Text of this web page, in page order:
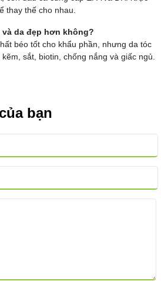
thay thế cho nhau.
da đẹp hơn không?
béo tốt cho khẩu phần, nhưng da tóc
sắt, biotin, chống nắng và giấc ngủ.
bạn